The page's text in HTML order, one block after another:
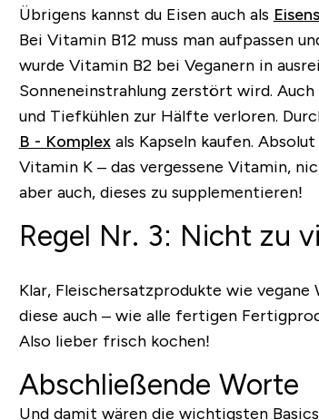
Übrigens kannst du Eisen auch als
Bei Vitamin B12muss man aufpassen
wurde Vitamin B2 bei Veganern in
Sonneneinstrahlung zerstört wird.
und Tiefkühlen zur Hälfte verloren.
B - Komplexals Kapseln kaufen. Absolut
Vitamin K– das vergessene Vitamin,
aber auch, dieses zu supplementieren!
Regel Nr. 3: Nicht zu
Klar, Fleischersatzprodukte wie
diese auch – wie alle fertigen
Also lieber frisch kochen!
Abschließende Worte
Und damit wären die wichtigsten